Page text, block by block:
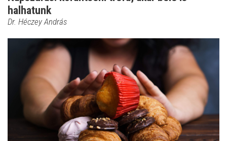
halhatunk
Dr. Héczey András